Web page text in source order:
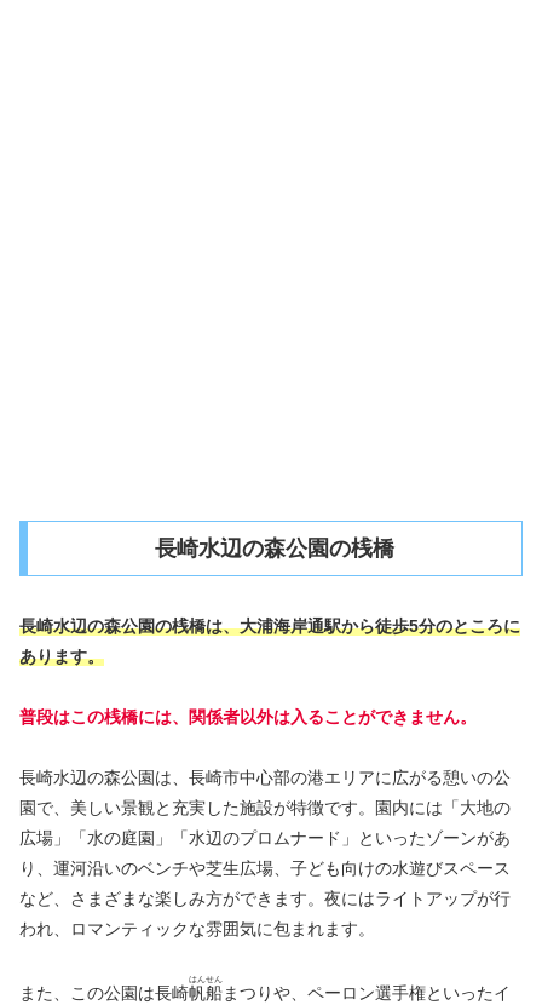
長崎水辺の森公園の桟橋
長崎水辺の森公園の桟橋は、大浦海岸通駅から徒歩5分のところに
あります。
普段はこの桟橋には、関係者以外は入ることができません。
長崎水辺の森公園は、長崎市中心部の港エリアに広がる憩いの公
園で、美しい景観と充実した施設が特徴です。園内には「大地の
広場」「水の庭園」「水辺のプロムナード」といったゾーンがあ
り、運河沿いのベンチや芝生広場、子ども向けの水遊びスペース
など、さまざまな楽しみ方ができます。夜にはライトアップが行
われ、ロマンティックな雰囲気に包まれます。
また、この公園は長崎帆船
はんせん
まつりや、ペーロン選手権といったイ